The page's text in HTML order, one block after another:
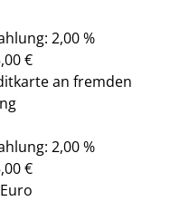
2,00 %
€
an fremden
2,00 %
€